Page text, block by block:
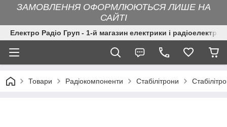
ЗАМОВЛЕННЯ ОФОРМЛЮЮТЬСЯ ЛИШЕ НА
САЙТІ
Електро Радіо Груп - 1-й магазин електрики і
Товари Радіокомпоненти Стабілітрони